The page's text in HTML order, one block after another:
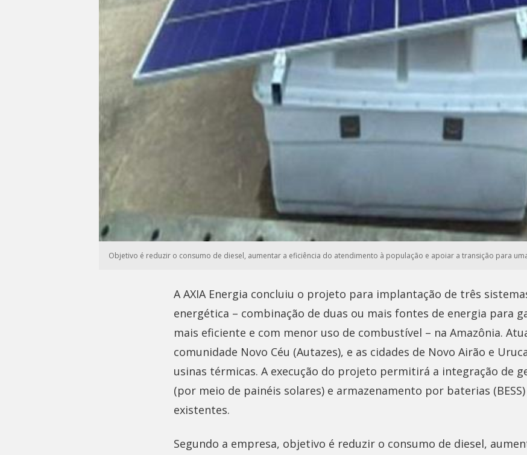
Objetivo é reduzir o consumo de diesel, aumentar a eficiência do atendimento à população e apoiar a transição para
A AXIA Energia concluiu o projeto para implantação de três
energética – combinação de duas ou mais fontes de energia para
mais eficiente e com menor uso de combustível – na Amazônia.
comunidade Novo Céu (Autazes), e as cidades de Novo Airão e
usinas térmicas. A execução do projeto permitirá a integração de
(por meio de painéis solares) e armazenamento por baterias
existentes.
Segundo a empresa, objetivo é reduzir o consumo de diesel,